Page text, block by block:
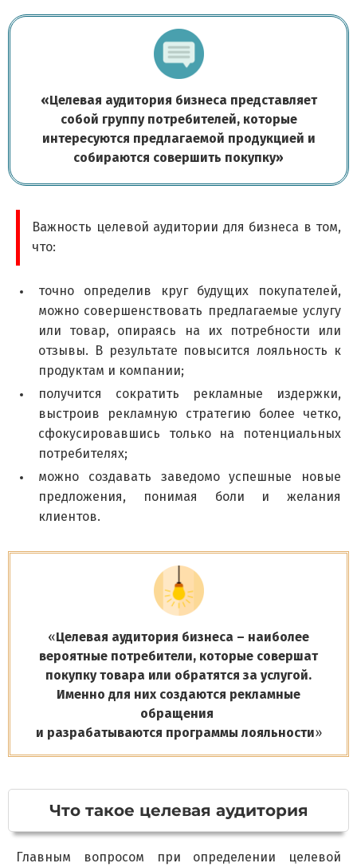
« Целевая аудитория бизнеса представляет
собой группу потребителей, которые
интересуются предлагаемой продукцией и
собираются совершить покупку»
Важность целевой аудитории для бизнеса в том,
что:
точно определив круг будущих покупателей,
можно совершенствовать предлагаемые услугу
или товар, опираясь на их потребности или
отзывы. В результате повысится лояльность к
продуктам и компании;
получится сократить рекламные издержки,
выстроив рекламную стратегию более четко,
сфокусировавшись только на потенциальных
потребителях;
можно создавать заведомо успешные новые
предложения, понимая боли и желания
клиентов.
« Целевая аудитория бизнеса – наиболее
вероятные потребители, которые совершат
покупку товара или обратятся за услугой.
Именно для них создаются рекламные
обращения
и разрабатываются программы лояльности»
Что такое целевая аудитория
Главным вопросом при определении целевой